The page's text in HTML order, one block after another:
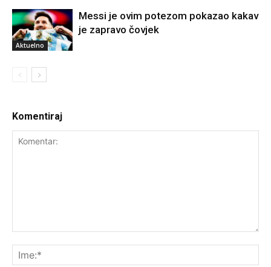
Aktuelno
Messi je ovim potezom pokazao kakav
je zapravo čovjek
Komentiraj